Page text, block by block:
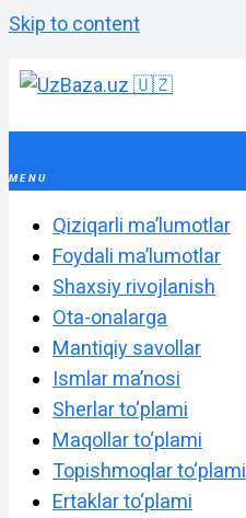
Skip to content
Qiziqarli maʼlumotlar
Foydali maʼlumotlar
Shaxsiy rivojlanish
Ota-onalarga
Mantiqiy savollar
Ismlar maʼnosi
Sherlar to‘plami
Maqollar to‘plami
Topishmoqlar to‘plami
Ertaklar to‘plami